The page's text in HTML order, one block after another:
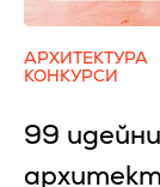
АРХИТЕКТУРА
КОНКУРСИ
99